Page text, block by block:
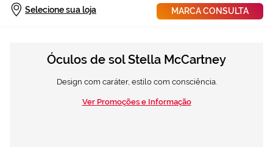
Selecione sua loja MARCA CONSULTA
Início Óculos Sol
Óculos de sol Stella McCartney
Design com caráter, estilo com consciência.
Ver Promoções e Informação